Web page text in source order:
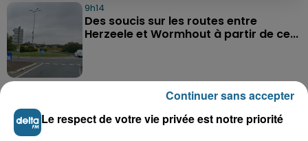
9h14
Des soucis sur les routes entre
Herzeele et Wormhout à partir de ce...
Un homme de 50 ans gravement
blessé dans un accident de voiture à...
Le respect de votre vie privée est notre priorité
Continuer sans accepter